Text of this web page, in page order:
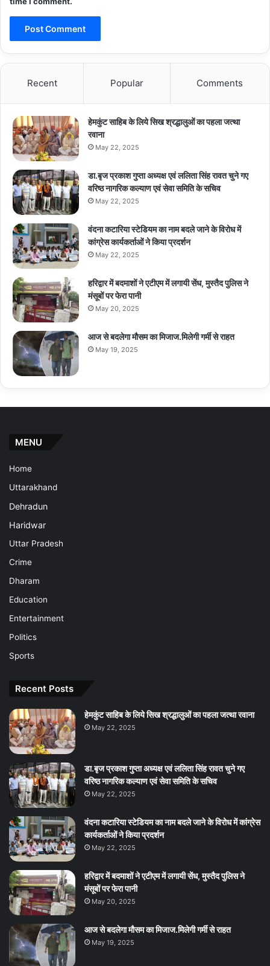
Recent Popular Comments
हेमकुंट साहिब के लिये सिख श्रद्धालुओं का पहला जत्था
रवाना
May 22, 2025
डा.बृज प्रकाश गुप्ता अध्यक्ष एवं ललिता सिंह रावत चुने गए
वरिष्ठ नागरिक कल्याण एवं सेवा समिति के सचिव
May 22, 2025
वंदना कटारिया स्टेडियम का नाम बदले जाने के विरोध में
कांग्रेस कार्यकर्ताओं ने किया प्रदर्शन
May 22, 2025
हरिद्वार में बदमाशों ने एटीएम में लगायी सेंध, मुस्तैद पुलिस ने
मंसूबों पर फेरा पानी
May 20, 2025
आज से बदलेगा मौसम का मिजाज.मिलेगी गर्मी से राहत
May 19, 2025
MENU
Home
Uttarakhand
Dehradun
Haridwar
Uttar Pradesh
Crime
Dharam
Education
Entertainment
Politics
Sports
Recent Posts
हेमकुंट साहिब के लिये सिख श्रद्धालुओं का पहला जत्था रवाना
May 22, 2025
डा.बृज प्रकाश गुप्ता अध्यक्ष एवं ललिता सिंह रावत चुने गए
वरिष्ठ नागरिक कल्याण एवं सेवा समिति के सचिव
May 22, 2025
वंदना कटारिया स्टेडियम का नाम बदले जाने के विरोध में कांग्रेस
कार्यकर्ताओं ने किया प्रदर्शन
May 22, 2025
हरिद्वार में बदमाशों ने एटीएम में लगायी सेंध, मुस्तैद पुलिस ने
मंसूबों पर फेरा पानी
May 20, 2025
आज से बदलेगा मौसम का मिजाज.मिलेगी गर्मी से राहत
May 19, 2025